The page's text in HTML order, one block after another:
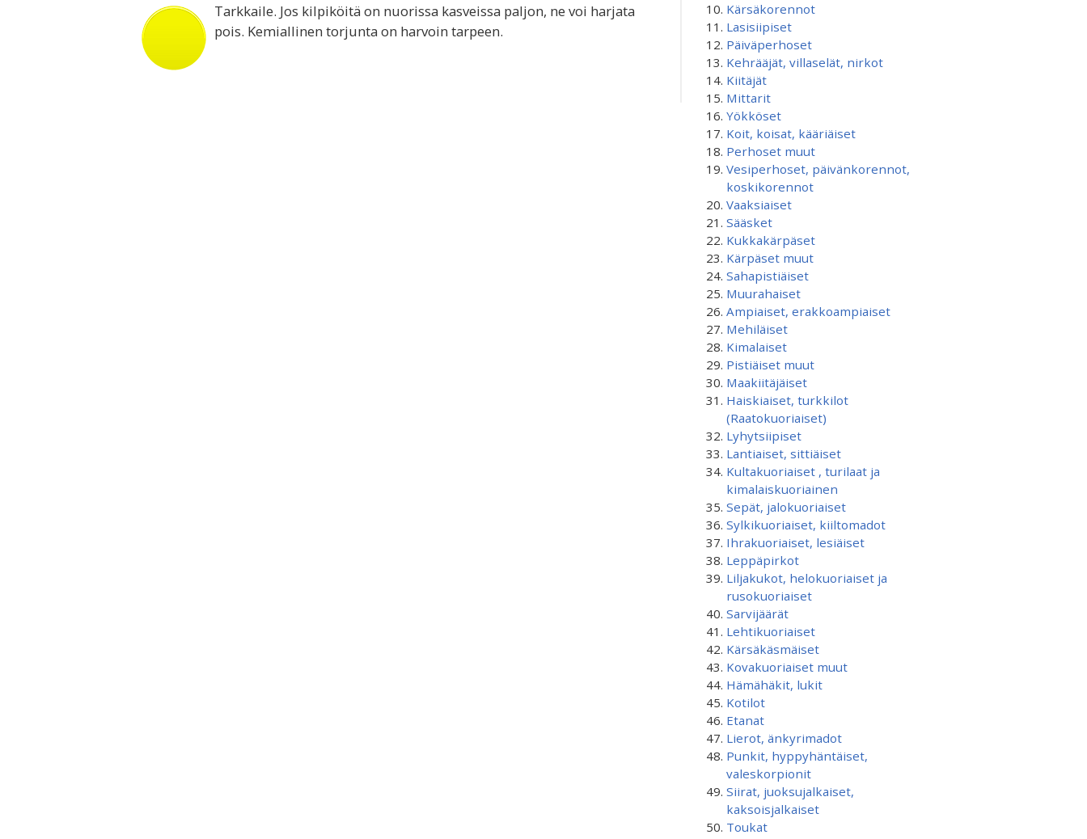
Tarkkaile. Jos kilpiköitä on nuorissa kasveissa paljon, ne voi harjata
pois. Kemiallinen torjunta on harvoin tarpeen.
Kärsäkorennot
Lasisiipiset
Päiväperhoset
Kehrääjät, villaselät, nirkot
Kiitäjät
Mittarit
Yökköset
Koit, koisat, kääriäiset
Perhoset muut
Vesiperhoset, päivänkorennot,
koskikorennot
Vaaksiaiset
Sääsket
Kukkakärpäset
Kärpäset muut
Sahapistiäiset
Muurahaiset
Ampiaiset, erakkoampiaiset
Mehiläiset
Kimalaiset
Pistiäiset muut
Maakiitäjäiset
Haiskiaiset, turkkilot
(Raatokuoriaiset)
Lyhytsiipiset
Lantiaiset, sittiäiset
Kultakuoriaiset , turilaat ja
kimalaiskuoriainen
Sepät, jalokuoriaiset
Sylkikuoriaiset, kiiltomadot
Ihrakuoriaiset, lesiäiset
Leppäpirkot
Liljakukot, helokuoriaiset ja
rusokuoriaiset
Sarvijäärät
Lehtikuoriaiset
Kärsäkäsmäiset
Kovakuoriaiset muut
Hämähäkit, lukit
Kotilot
Etanat
Lierot, änkyrimadot
Punkit, hyppyhäntäiset,
valeskorpionit
Siirat, juoksujalkaiset,
kaksoisjalkaiset
Toukat